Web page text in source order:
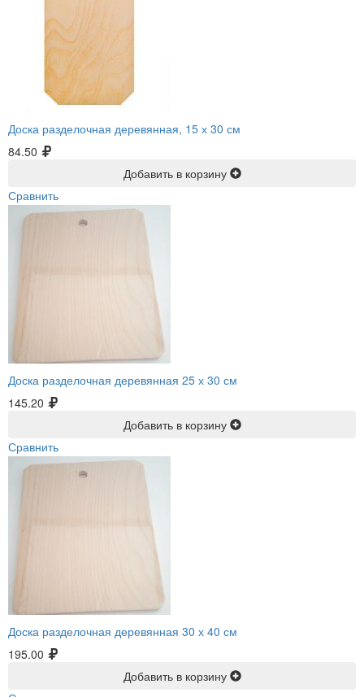
Доска разделочная деревянная, 15 х 30 см
84.50
Добавить в корзину
Сравнить
Доска разделочная деревянная 25 х 30 см
145.20
Добавить в корзину
Сравнить
Доска разделочная деревянная 30 х 40 см
195.00
Добавить в корзину